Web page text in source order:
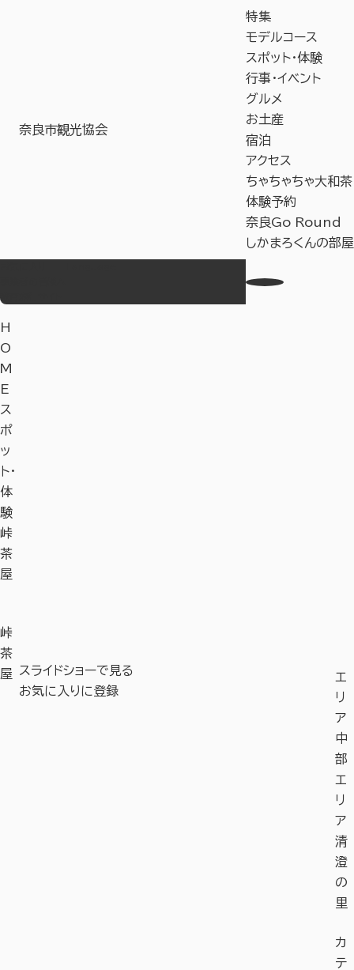
奈良市観光協会
特集
モデルコース
スポット・体験
行事・イベント
グルメ
お土産
宿泊
アクセス
ちゃちゃちゃ大和茶
体験予約
奈良Go Round
しかまろくんの部屋
H
O
M
E
ス
ポ
ッ
ト・
体
験
峠
茶
屋
峠
茶
屋
スライドショーで見る
お気に入りに登録
エ
リ
ア
中
部
エ
リ
ア
清
澄
の
里
カ
テ